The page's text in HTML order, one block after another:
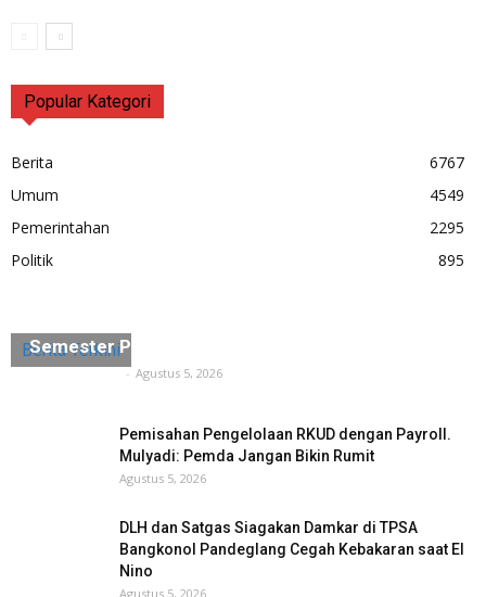
Popular Kategori
Berita
6767
Umum
4549
Pemerintahan
2295
Politik
895
Berita Terkini
Semester Pertama 2026 Mencapai Target
- Agustus 5, 2026
Pemisahan Pengelolaan RKUD dengan Payroll.
Mulyadi: Pemda Jangan Bikin Rumit
Agustus 5, 2026
DLH dan Satgas Siagakan Damkar di TPSA
Bangkonol Pandeglang Cegah Kebakaran saat El
Nino
Agustus 5, 2026